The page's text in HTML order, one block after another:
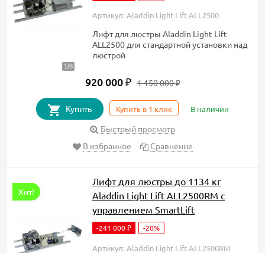
Артикул: Aladdin Light Lift ALL2500
Лифт для люстры Aladdin Light Lift
ALL2500 для стандартной установки над
люстрой
920 000 ₽ 1 150 000₽
Купить Купить в 1 клик В наличии
Быстрый просмотр
В избранное
Сравнение
Хит!
Лифт для люстры до 1134 кг
Aladdin Light Lift ALL2500RM с
управлением SmartLift
-241 000 ₽ -20%
Артикул: Aladdin Light Lift ALL2500RM